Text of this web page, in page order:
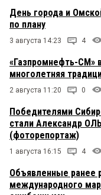
День города и
по плану
3 августа 14:23 4
«Газпромнефть-СМ»
многолетняя
2 августа 11:20 0
Победителями
стали Александр
(фоторепортаж)
1 августа 16:15 4
Объявленные ранее
международного